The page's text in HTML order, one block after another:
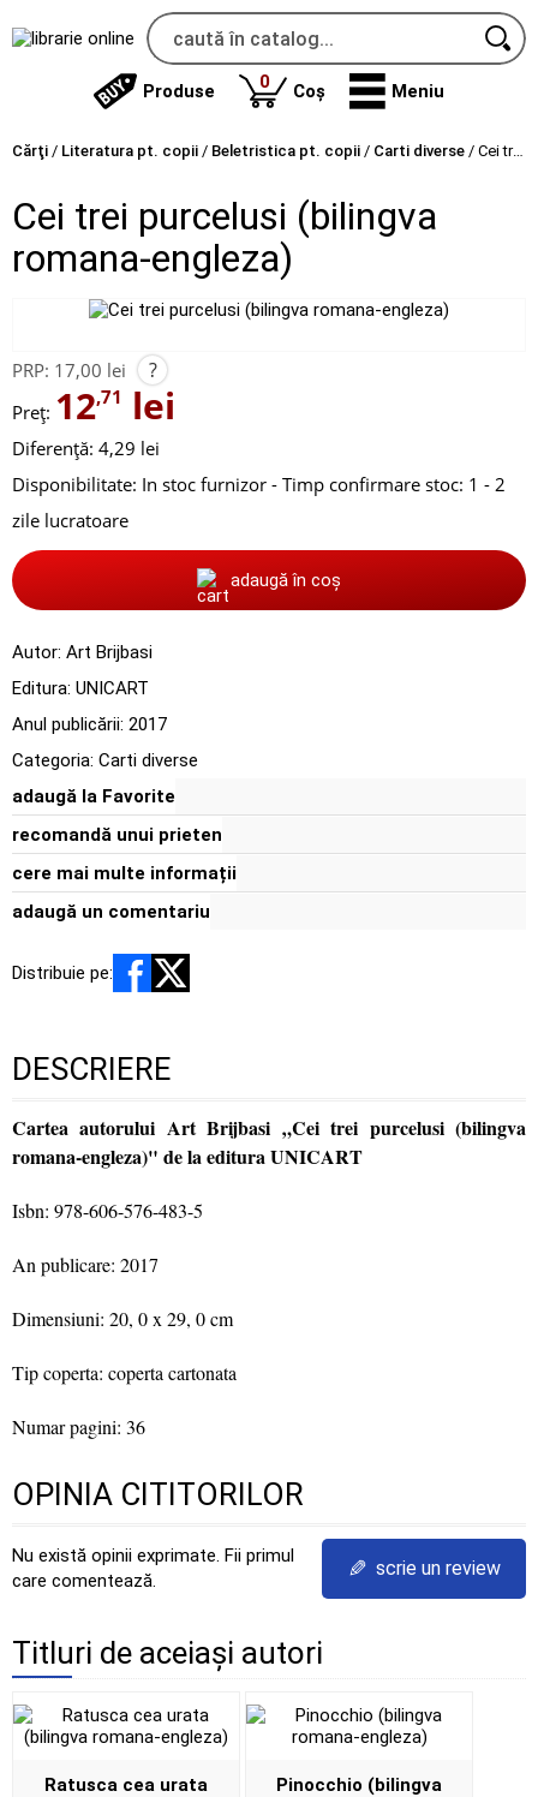
Produse 0produse
Coș Meniu
Cărţi / Literatura pt. copii / Beletristica pt. copii / Carti diverse / Cei trei purcelusi (bilingva romana-engleza)
Cei trei purcelusi (bilingva
romana-engleza)
PRP: 17,00 lei ?
Preț: 12,71 lei
Diferență: 4,29 lei
Disponibilitate: In stoc furnizor - Timp confirmare stoc: 1 - 2
zile lucratoare
adaugă în coș
Autor: Art Brijbasi
Editura: UNICART
Anul publicării: 2017
Categoria: Carti diverse
adaugă la Favorite
recomandă unui prieten
cere mai multe informații
adaugă un comentariu
Distribuie pe:
DESCRIERE
Cartea autorului Art Brijbasi „Cei trei purcelusi (bilingva
romana-engleza)" de la editura UNICART
Isbn: 978-606-576-483-5
An publicare: 2017
Dimensiuni: 20, 0 x 29, 0 cm
Tip coperta: coperta cartonata
Numar pagini: 36
OPINIA CITITORILOR
Nu există opinii exprimate. Fii primul
care comentează.
✎ scrie un review
Titluri de aceiași autori
Ratusca cea urata
Pinocchio (bilingva